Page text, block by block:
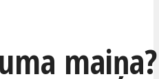
maiņa?